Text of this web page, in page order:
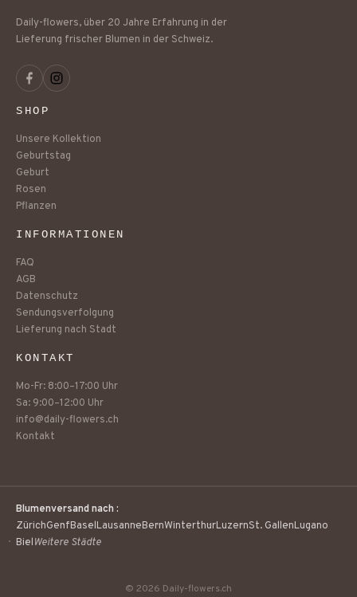
Daily-flowers, über 20 Jahre Erfahrung in der
Lieferung frischer Blumen in der Schweiz.
SHOP
Unsere Kollektion
Geburtstag
Geburt
Rosen
Pflanzen
INFORMATIONEN
FAQ
AGB
Datenschutz
Sendungsverfolgung
Lieferung nach Stadt
KONTAKT
Mo-Fr: 8:00–17:00 Uhr
Sa: 9:00–12:00 Uhr
info@daily-flowers.ch
Kontakt
Blumenversand nach :
ZürichGenfBaselLausanneBernWinterthurLuzernSt. GallenLugano
BielWeitere Städte
© 2026 Daily-flowers.ch